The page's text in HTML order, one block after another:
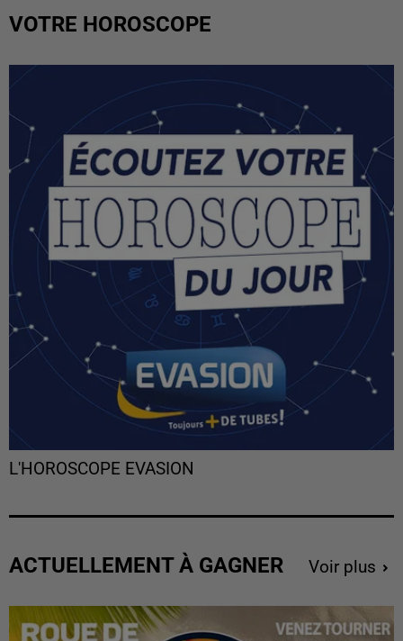
VOTRE HOROSCOPE
L'HOROSCOPE EVASION
ACTUELLEMENT À GAGNER Voir plus